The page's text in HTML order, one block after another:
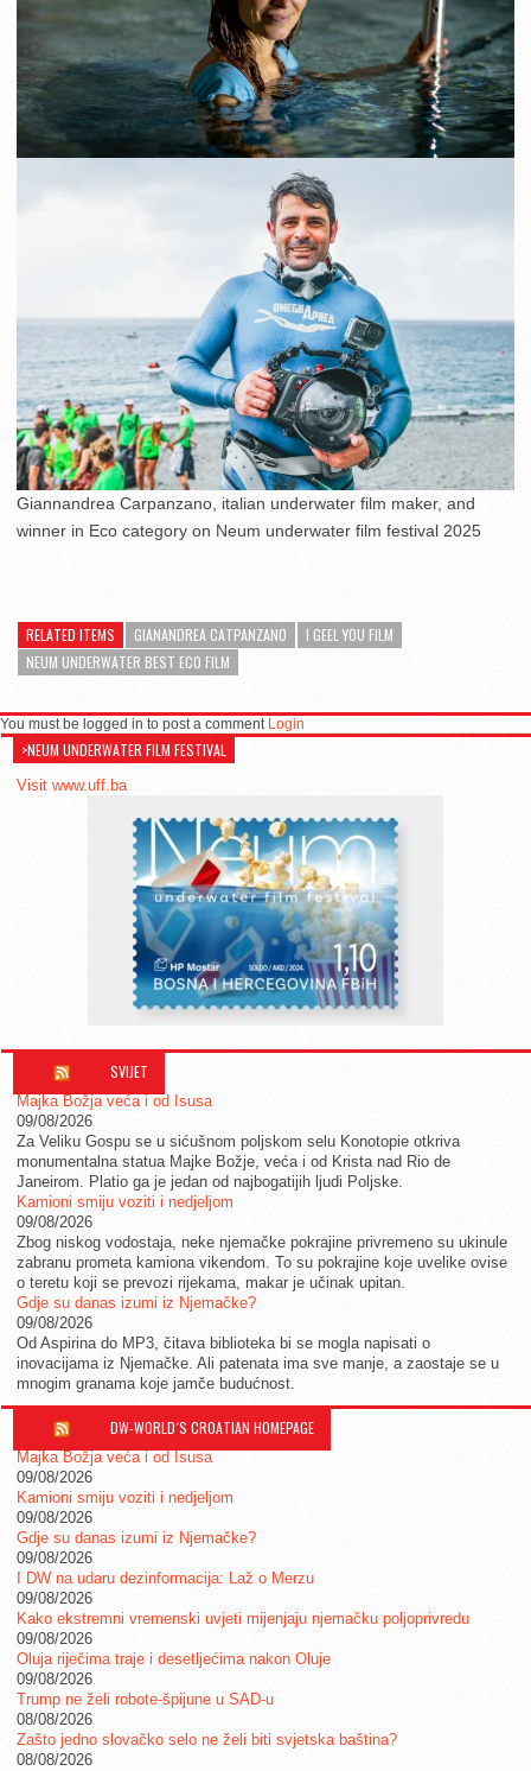
Giannandrea Carpanzano, italian underwater film maker, and
winner in Eco category on Neum underwater film festival 2025
RELATED ITEMS GIANANDREA CATPANZANO
I GEEL YOU FILM
NEUM UNDERWATER BEST ECO FILM
You must be logged in to post a comment Login
>NEUM UNDERWATER FILM FESTIVAL
Visit www.uff.ba
SVIJET
Majka Božja veća i od Isusa
09/08/2026
Za Veliku Gospu se u sićušnom poljskom selu Konotopie otkriva
monumentalna statua Majke Božje, veća i od Krista nad Rio de
Janeirom. Platio ga je jedan od najbogatijih ljudi Poljske.
Kamioni smiju voziti i nedjeljom
09/08/2026
Zbog niskog vodostaja, neke njemačke pokrajine privremeno su ukinule
zabranu prometa kamiona vikendom. To su pokrajine koje uvelike ovise
o teretu koji se prevozi rijekama, makar je učinak upitan.
Gdje su danas izumi iz Njemačke?
09/08/2026
Od Aspirina do MP3, čitava biblioteka bi se mogla napisati o
inovacijama iz Njemačke. Ali patenata ima sve manje, a zaostaje se u
mnogim granama koje jamče budućnost.
DW-WORLD´S CROATIAN HOMEPAGE
Majka Božja veća i od Isusa
09/08/2026
Kamioni smiju voziti i nedjeljom
09/08/2026
Gdje su danas izumi iz Njemačke?
09/08/2026
I DW na udaru dezinformacija: Laž o Merzu
09/08/2026
Kako ekstremni vremenski uvjeti mijenjaju njemačku poljoprivredu
09/08/2026
Oluja riječima traje i desetljećima nakon Oluje
09/08/2026
Trump ne želi robote-špijune u SAD-u
08/08/2026
Zašto jedno slovačko selo ne želi biti svjetska baština?
08/08/2026